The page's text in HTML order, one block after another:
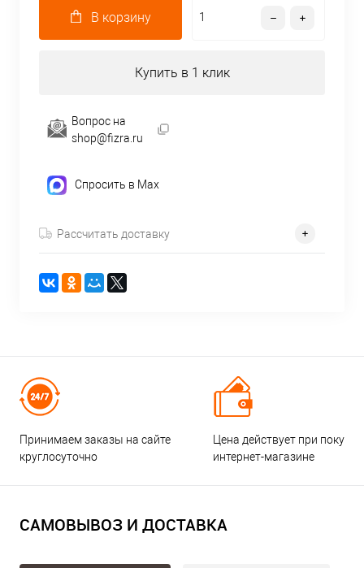
В корзину
Купить в 1 клик
Вопрос на
shop@fizra.ru
Спросить в Max
Рассчитать доставку
Принимаем заказы на сайте
круглосуточно
Цена действует при
интернет-магазине
САМОВЫВОЗ И ДОСТАВКА